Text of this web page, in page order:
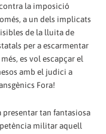
la imposició
a un dels implicats
de la lluita de
per a escarmentar
es vol escapçar el
amb el judici a
Fora!
presentar tan fantasiosa
militar aquell